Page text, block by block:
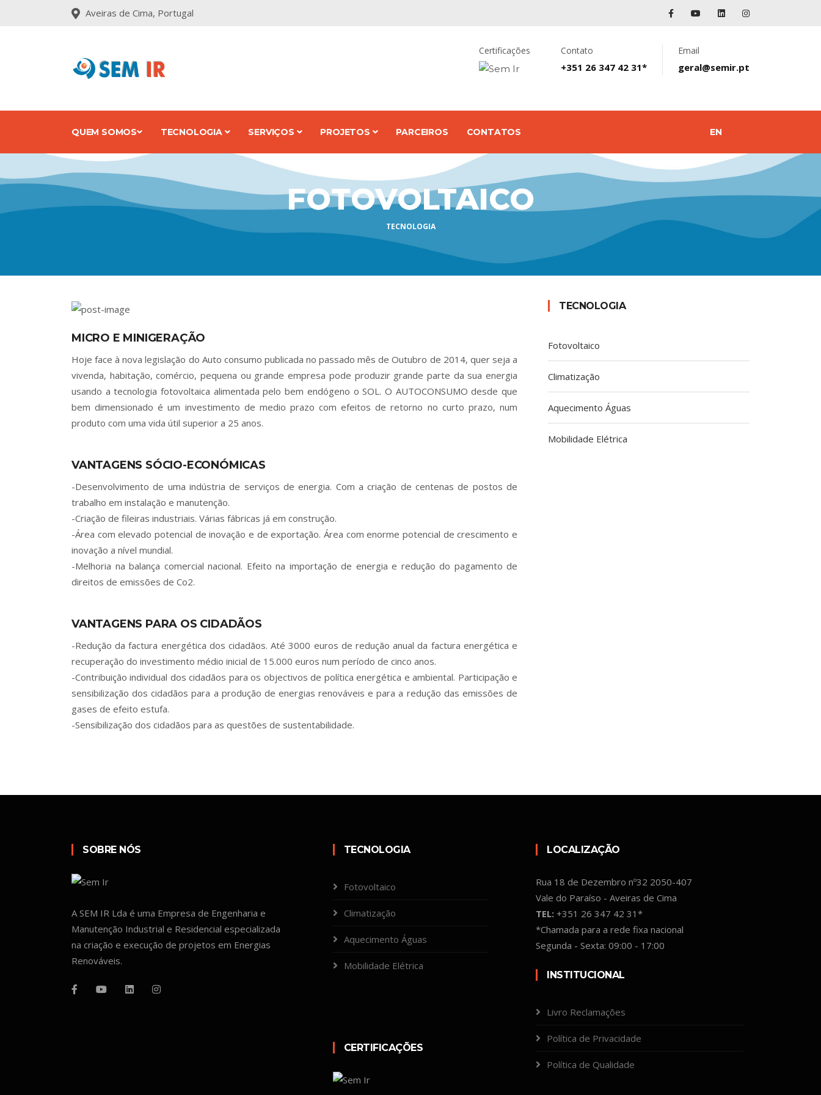
Aveiras de Cima, Portugal
Certificações Contato
+351 26 347 42 31*
Email
geral@semir.pt
QUEM SOMOS TECNOLOGIA SERVIÇOS PROJETOS PARCEIROS CONTATOS EN
FOTOVOLTAICO
TECNOLOGIA
MICRO E MINIGERAÇÃO
Hoje face à nova legislação do Auto consumo publicada no passado mês de Outubro de 2014, quer seja a
vivenda, habitação, comércio, pequena ou grande empresa pode produzir grande parte da sua energia
usando a tecnologia fotovoltaica alimentada pelo bem endógeno o SOL. O AUTOCONSUMO desde que
bem dimensionado é um investimento de medio prazo com efeitos de retorno no curto prazo, num
produto com uma vida útil superior a 25 anos.
VANTAGENS SÓCIO-ECONÓMICAS
-Desenvolvimento de uma indústria de serviços de energia. Com a criação de centenas de postos de
trabalho em instalação e manutenção.
-Criação de fileiras industriais. Várias fábricas já em construção.
-Área com elevado potencial de inovação e de exportação. Área com enorme potencial de crescimento e
inovação a nível mundial.
-Melhoria na balança comercial nacional. Efeito na importação de energia e redução do pagamento de
direitos de emissões de Co2.
VANTAGENS PARA OS CIDADÃOS
-Redução da factura energética dos cidadãos. Até 3000 euros de redução anual da factura energética e
recuperação do investimento médio inicial de 15.000 euros num período de cinco anos.
-Contribuição individual dos cidadãos para os objectivos de política energética e ambiental. Participação e
sensibilização dos cidadãos para a produção de energias renováveis e para a redução das emissões de
gases de efeito estufa.
-Sensibilização dos cidadãos para as questões de sustentabilidade.
TECNOLOGIA
Fotovoltaico
Climatização
Aquecimento Águas
Mobilidade Elétrica
SOBRE NÓS
A SEM IR Lda é uma Empresa de Engenharia e
Manutenção Industrial e Residencial especializada
na criação e execução de projetos em Energias
Renováveis.
TECNOLOGIA
Fotovoltaico
Climatização
Aquecimento Águas
Mobilidade Elétrica
CERTIFICAÇÕES
LOCALIZAÇÃO
Rua 18 de Dezembro nº32 2050-407
Vale do Paraíso - Aveiras de Cima
TEL: +351 26 347 42 31*
*Chamada para a rede fixa nacional
Segunda - Sexta: 09:00 - 17:00
INSTITUCIONAL
Livro Reclamações
Política de Privacidade
Política de Qualidade